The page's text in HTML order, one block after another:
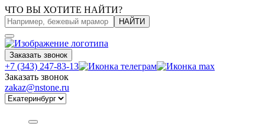
ЧТО ВЫ ХОТИТЕ НАЙТИ?
НАЙТИ
Заказать звонок
+7 (343) 247-83-13
Заказать звонок
zakaz@nstone.ru